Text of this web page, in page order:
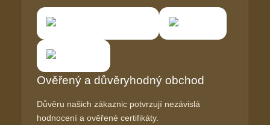
Ověřený a důvěryhodný obchod
Důvěru našich zákaznic potvrzují nezávislá
hodnocení a ověřené certifikáty.